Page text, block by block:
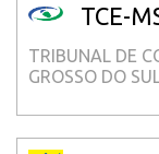
TCE-
TRIBUNAL DE
GROSSO DO